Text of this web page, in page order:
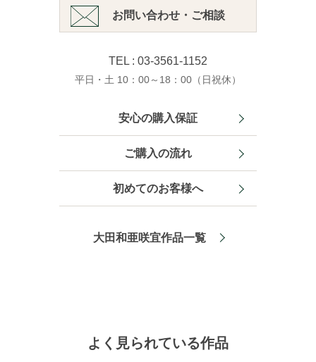
お問い合わせ・ご相談
TEL : 03-3561-1152
平日・土 10：00～18：00（日祝休）
安心の購入保証
ご購入の流れ
初めてのお客様へ
大田和亜咲宜作品一覧
よく見られている作品